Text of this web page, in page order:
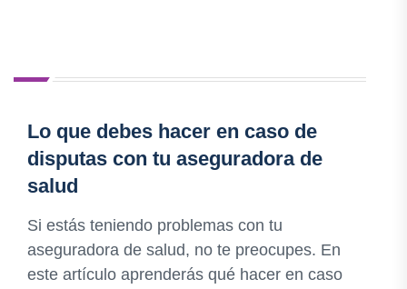
Lo que debes hacer en caso de
disputas con tu aseguradora de
salud
Si estás teniendo problemas con tu
aseguradora de salud, no te preocupes. En
este artículo aprenderás qué hacer en caso